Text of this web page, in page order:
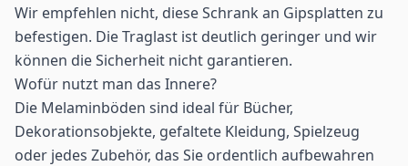
Wir empfehlen nicht, diese Schrank an Gipsplatten zu
befestigen. Die Traglast ist deutlich geringer und wir
können die Sicherheit nicht garantieren.
Wofür nutzt man das Innere?
Die Melaminböden sind ideal für Bücher,
Dekorationsobjekte, gefaltete Kleidung, Spielzeug
oder jedes Zubehör, das Sie ordentlich aufbewahren